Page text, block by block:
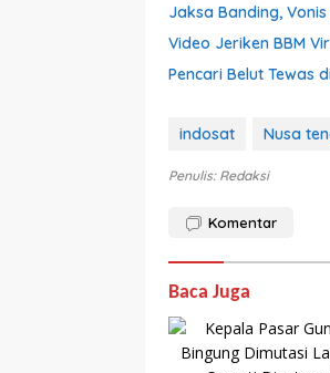
Jaksa Banding,
Video Jeriken BBM
Pencari Belut Tewas
indosat Nusa
Penulis: Redaksi
Komentar
Baca Juga